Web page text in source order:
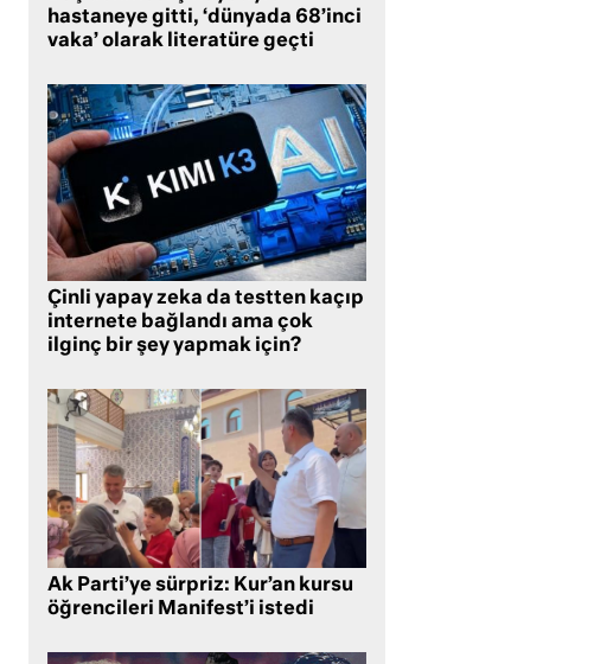
hastaneye gitti, ‘dünyada 68’inci
vaka’ olarak literatüre geçti
Çinli yapay zeka da testten kaçıp
internete bağlandı ama çok
ilginç bir şey yapmak için?
Ak Parti’ye sürpriz: Kur’an kursu
öğrencileri Manifest’i istedi